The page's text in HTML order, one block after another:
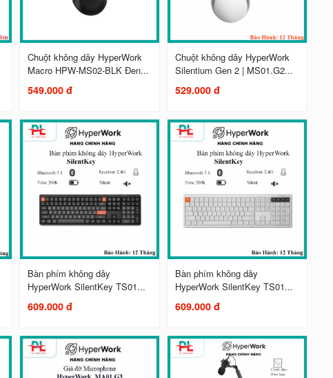
Chuột không dây HyperWork
Macro HPW-MS02-BLK Đen...
549.000 đ
Chuột không dây HyperWork
Silentium Gen 2 | MS01.G2...
529.000 đ
Bàn phím không dây
HyperWork SilentKey TS01...
609.000 đ
Bàn phím không dây
HyperWork SilentKey TS01...
609.000 đ